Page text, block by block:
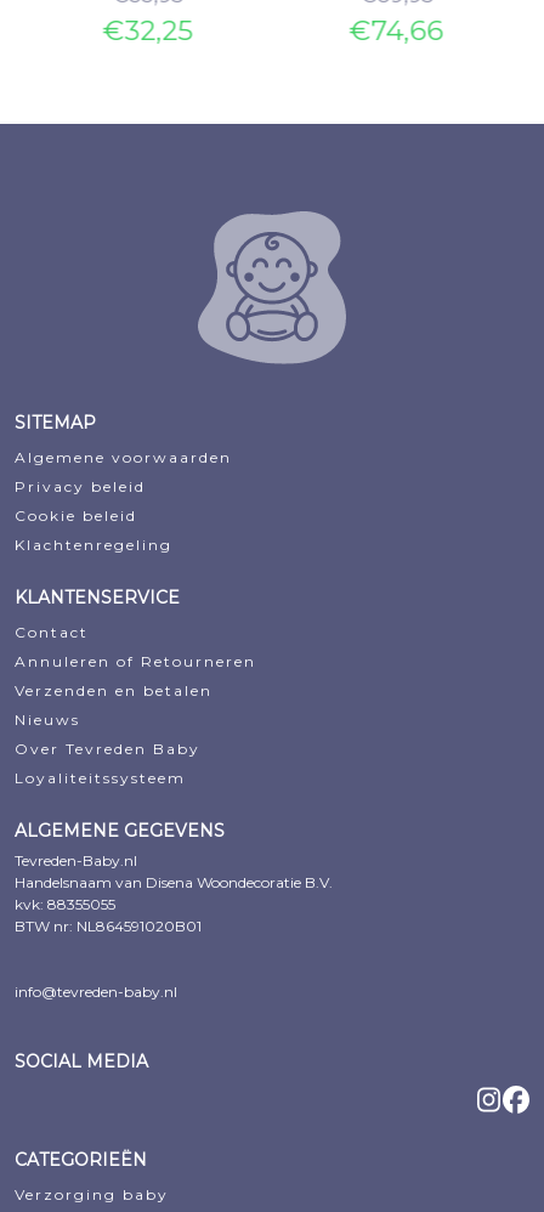
Oorspronkelijke
€32,25
Huidige
Oorspronkelijke
€74,66
Huidige
SITEMAP
Algemene voorwaarden
Privacy beleid
Cookie beleid
Klachtenregeling
KLANTENSERVICE
Contact
Annuleren of Retourneren
Verzenden en betalen
Nieuws
Over Tevreden Baby
Loyaliteitssysteem
ALGEMENE GEGEVENS
Tevreden-Baby.nl
Handelsnaam van Disena Woondecoratie B.V.
kvk: 88355055
BTW nr: NL864591020B01
info@tevreden-baby.nl
SOCIAL MEDIA
CATEGORIEËN
Verzorging baby